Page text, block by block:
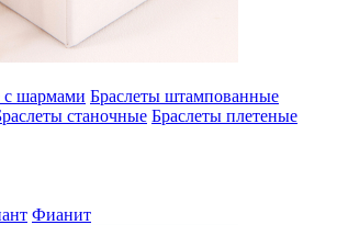
с шармами Браслеты штампованные
станочные Браслеты плетеные
Фианит